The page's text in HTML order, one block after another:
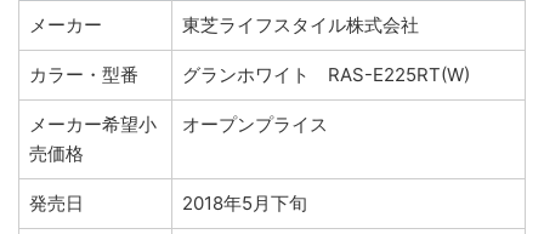
メーカー 東芝ライフスタイル株式会社
カラー・型番 グランホワイト RAS-E225RT(W)
メーカー希望小
売価格
オープンプライス
発売日 2018年5月下旬